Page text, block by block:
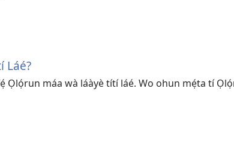
Láé?
Ọlọ́run máa wà láàyè títí láé. Wo ohun mẹ́ta tí